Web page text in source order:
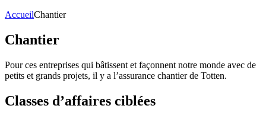
AccueilChantier
Chantier
Pour ces entreprises qui bâtissent et façonnent notre monde avec de
petits et grands projets, il y a l’assurance chantier de Totten.
Classes d’affaires ciblées